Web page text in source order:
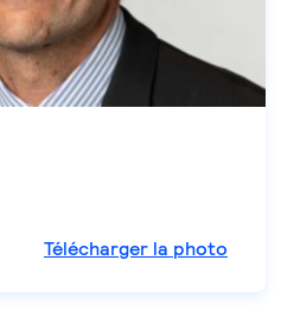
Télécharger la photo